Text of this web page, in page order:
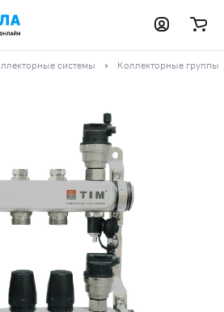
системы Коллекторные группы